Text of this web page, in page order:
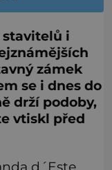
stavitelů i
zámek
se i dnes do
drží podoby,
vtiskl před